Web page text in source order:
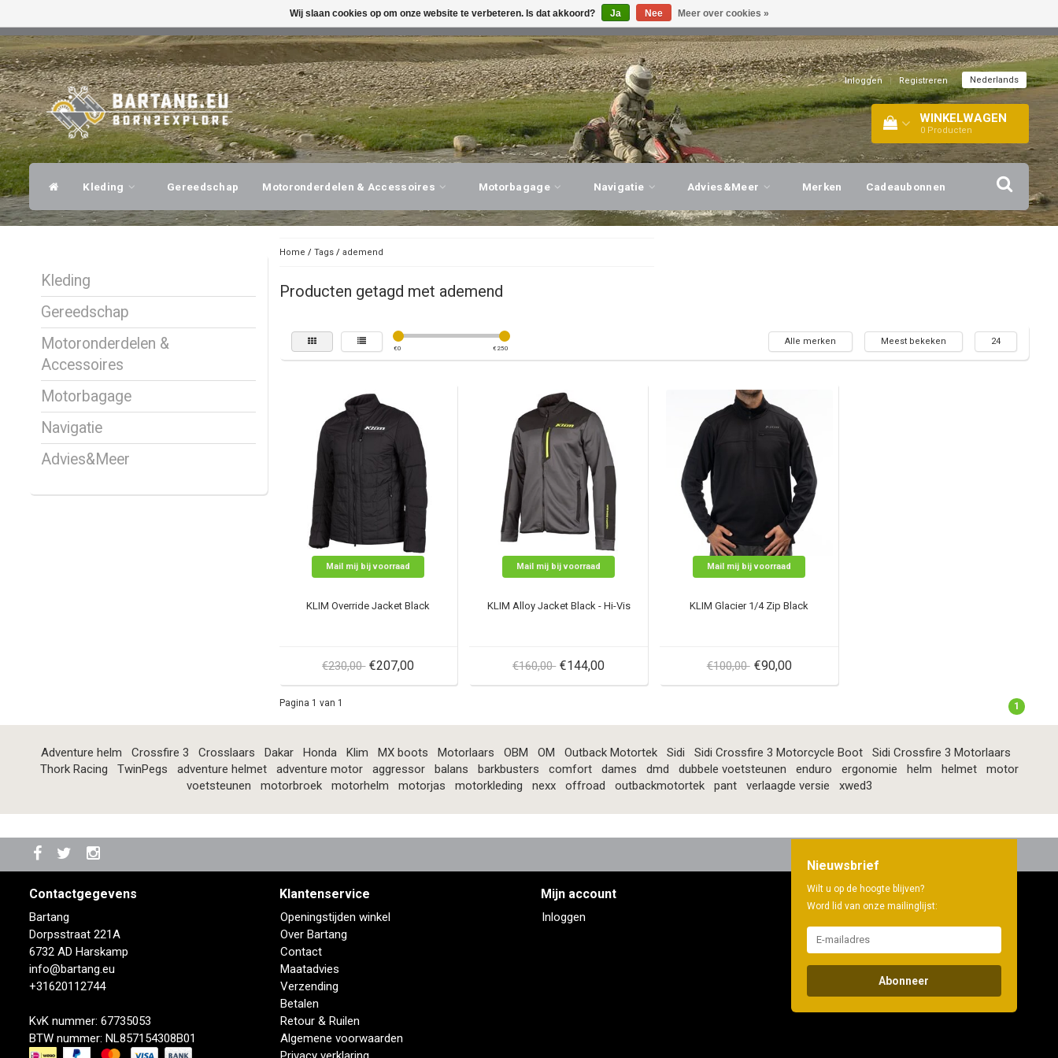
DESKUNDIG ADVIES, PERSOONLIJKE SERVICE! BEZOEK ONZE WINKEL!
Inloggen | Registreren Nederlands
WINKELWAGEN
0 Producten
Kleding Gereedschap Motoronderdelen & Accessoires Motorbagage Navigatie Advies&Meer Merken Cadeaubonnen
Kleding
Gereedschap
Motoronderdelen &
Accessoires
Motorbagage
Navigatie
Advies&Meer
Home / Tags/ ademend
Producten getagd met ademend
€0 € 250
Alle merken Meest bekeken 24
Mail mij bij voorraad
KLIM Override Jacket Black
€230,00 €207,00
Mail mij bij voorraad
KLIM Alloy Jacket Black - Hi-Vis
€160,00 €144,00
Mail mij bij voorraad
KLIM Glacier 1/4 Zip Black
€100,00 €90,00
Pagina 1 van 1 1
Adventure helm Crossfire 3 Crosslaars Dakar Honda Klim MX boots Motorlaars OBM OM Outback Motortek Sidi Sidi Crossfire 3 Motorcycle Boot
Sidi Crossfire 3 Motorlaars
Thork Racing
TwinPegs adventure helmet adventure motor aggressor balans barkbusters comfort dames dmd dubbele voetsteunen enduro ergonomie helm helmet
motor
voetsteunen
motorbroek motorhelm motorjas motorkleding nexx offroad outbackmotortek pant verlaagde versie xwed3
Contactgegevens
Bartang
Dorpsstraat 221A
6732 AD Harskamp
info@bartang.eu
+31620112744
KvK nummer: 67735053
BTW nummer: NL857154308B01
Klantenservice
Openingstijden winkel
Over Bartang
Contact
Maatadvies
Verzending
Betalen
Retour & Ruilen
Algemene voorwaarden
Mijn account
Inloggen
Nieuwsbrief
Wilt u op de hoogte blijven?
Word lid van onze mailinglijst:
Abonneer
Wij slaan cookies op om onze website te verbeteren. Is dat akkoord? Ja Nee Meer over cookies »